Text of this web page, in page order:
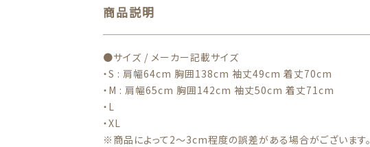
商品説明
●サイズ / メーカー記載サイズ
・S : 肩幅64cm 胸囲138cm 袖丈49cm 着丈70cm
・M : 肩幅65cm 胸囲142cm 袖丈50cm 着丈71cm
・L
・XL
※商品によって2～3cm程度の誤差がある場合がございます。